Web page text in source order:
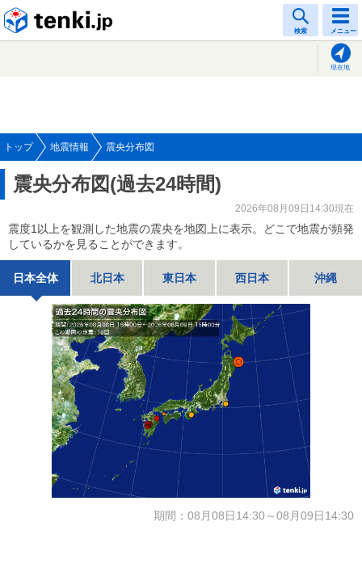
検索 メニュー
現在地
トップ 地震情報 震央分布図
震央分布図(過去24時間)
2026年08月09日14:30現在
震度1以上を観測した地震の震央を地図上に表示。どこで地震が頻発
しているかを見ることができます。
日本全体 北日本 東日本 西日本 沖縄
期間：08月08日14:30～08月09日14:30